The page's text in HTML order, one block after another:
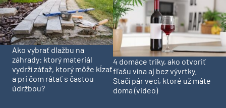
Ako vybrať dlažbu na
záhrady: ktorý materiál
vydrží záťaž, ktorý môže kĺzať
a pri čom rátať s častou
údržbou?
4 domáce triky, ako otvoriť
fľašu vína aj bez vývrtky.
Stačí pár vecí, ktoré už máte
doma (video)